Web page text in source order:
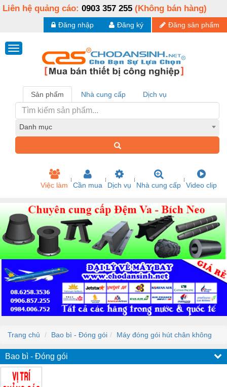
Liên hệ quảng cáo: 0903 357 255 (Không bán hàng)
Đăng sản phẩm
Đăng ký
Đăng nhập
Sản phẩm Nhà cung cấp Dịch vụ
Danh mục
Việc làm Cần mua Dịch vụ Nhà cung cấp Video clip
Trang chủ Bao bì - Đóng gói Máy đóng gói hút chân không
Bao bì - Đóng gói